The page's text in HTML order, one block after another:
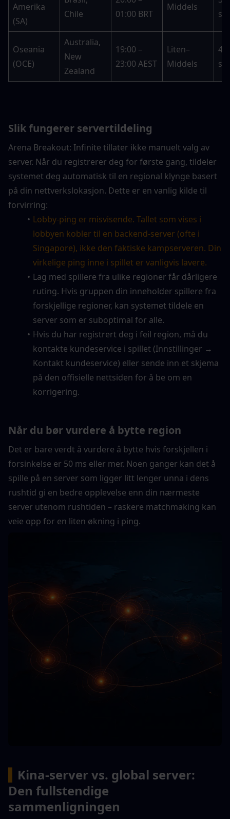
Amerika
(SA)
Chile
01:00 BRT
Middels
Oseania
(OCE)
Australia,
New
Zealand
19:00 –
23:00 AEST
Liten–
Middels
Slik fungerer servertildeling
Arena Breakout: Infinite tillater ikke manuelt valg av
server. Når du registrerer deg for første gang, tildeler
systemet deg automatisk til en regional klynge basert
på din nettverkslokasjon. Dette er en vanlig kilde til
forvirring:
Lobby-ping er misvisende. Tallet som vises i
lobbyen kobler til en backend-server (ofte i
Singapore), ikke den faktiske kampserveren. Din
virkelige ping inne i spillet er vanligvis lavere.
Lag med spillere fra ulike regioner får dårligere
ruting. Hvis gruppen din inneholder spillere fra
forskjellige regioner, kan systemet tildele en
server som er suboptimal for alle.
Hvis du har registrert deg i feil region, må du
kontakte kundeservice i spillet (Innstillinger →
Kontakt kundeservice) eller sende inn et skjema
på den offisielle nettsiden for å be om en
korrigering.
Når du bør vurdere å bytte region
Det er bare verdt å vurdere å bytte hvis forskjellen i
forsinkelse er 50 ms eller mer. Noen ganger kan det å
spille på en server som ligger litt lenger unna i dens
rushtid gi en bedre opplevelse enn din nærmeste
server utenom rushtiden – raskere matchmaking kan
veie opp for en liten økning i ping.
Kina-server vs. global server:
Den fullstendige
sammenligningen